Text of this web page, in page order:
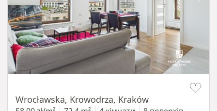
Wrocławska, Krowodrza, Kraków